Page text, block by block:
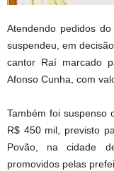
Atendendo pedidos
suspendeu, em
cantor Raí marcado
Afonso Cunha, com
Também foi suspenso
R$ 450 mil, previsto
Povão, na cidade
promovidos pelas